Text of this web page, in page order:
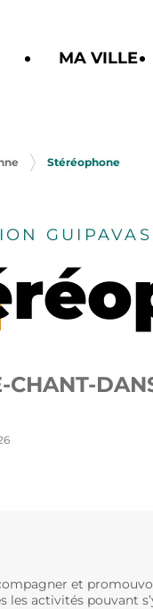
MA VILLE
Stéréophone
CHANT-
et
les activités pouvant